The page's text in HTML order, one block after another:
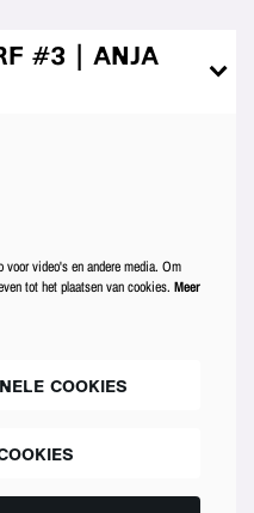
#3 | ANJA
voor video's en andere media. Om
tot het plaatsen van cookies. Meer
COOKIES